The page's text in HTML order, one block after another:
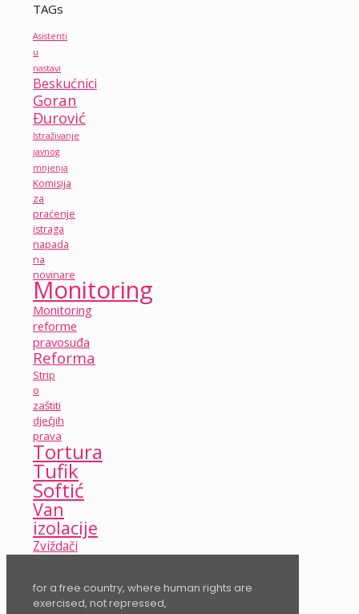
TAGs
Asistenti
u
nastavi
Beskućnici
Goran
Đurović
Istraživanje
javnog
mnjenja
Komisija
za
praćenje
istraga
napada
na
novinare
Monitoring
Monitoring
reforme
pravosuđa
Reforma
Strip
o
zaštiti
dječjih
prava
Tortura
Tufik
Softić
Van
izolacije
Zviždači
for a free country, where human rights are
exercised, not repressed,